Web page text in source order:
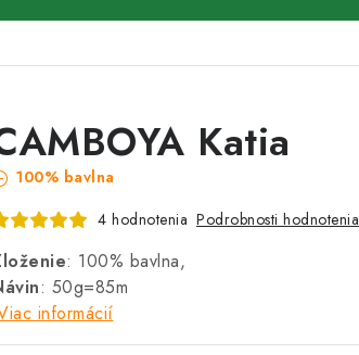
Katia
100% bavlna
4 hodnotenia Podrobnosti hodnotenia
: 100% bavlna,
: 50g=85m
informácií